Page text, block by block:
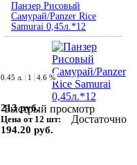
Панзер Рисовый
Самурай/Panzer Rice
Samurai 0,45л.*12
Быстрый просмотр
0.45 л. 1 4.6 %
213 руб.
Цена от 12 шт:
194.20 руб.
Достаточно